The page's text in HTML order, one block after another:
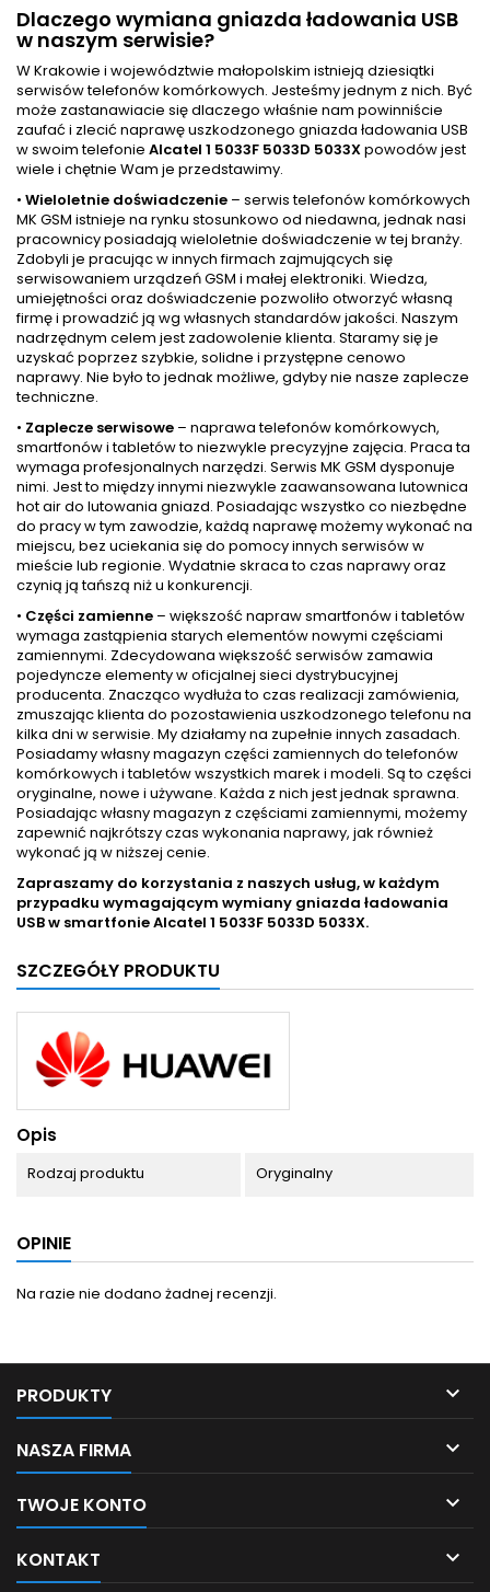
Dlaczego wymiana gniazda ładowania USB
w naszym serwisie?
W Krakowie i województwie małopolskim istnieją dziesiątki
serwisów telefonów komórkowych. Jesteśmy jednym z nich. Być
może zastanawiacie się dlaczego właśnie nam powinniście
zaufać i zlecić naprawę uszkodzonego gniazda ładowania USB
w swoim telefonie Alcatel 1 5033F 5033D 5033Xpowodów jest
wiele i chętnie Wam je przedstawimy.
• Wieloletnie doświadczenie – serwis telefonów komórkowych
MK GSM istnieje na rynku stosunkowo od niedawna, jednak nasi
pracownicy posiadają wieloletnie doświadczenie w tej branży.
Zdobyli je pracując w innych firmach zajmujących się
serwisowaniem urządzeń GSM i małej elektroniki. Wiedza,
umiejętności oraz doświadczenie pozwoliło otworzyć własną
firmę i prowadzić ją wg własnych standardów jakości. Naszym
nadrzędnym celem jest zadowolenie klienta. Staramy się je
uzyskać poprzez szybkie, solidne i przystępne cenowo
naprawy. Nie było to jednak możliwe, gdyby nie nasze zaplecze
techniczne.
• Zaplecze serwisowe – naprawa telefonów komórkowych,
smartfonów i tabletów to niezwykle precyzyjne zajęcia. Praca ta
wymaga profesjonalnych narzędzi. Serwis MK GSM dysponuje
nimi. Jest to między innymi niezwykle zaawansowana lutownica
hot air do lutowania gniazd. Posiadając wszystko co niezbędne
do pracy w tym zawodzie, każdą naprawę możemy wykonać na
miejscu, bez uciekania się do pomocy innych serwisów w
mieście lub regionie. Wydatnie skraca to czas naprawy oraz
czynią ją tańszą niż u konkurencji.
• Części zamienne – większość napraw smartfonów i tabletów
wymaga zastąpienia starych elementów nowymi częściami
zamiennymi. Zdecydowana większość serwisów zamawia
pojedyncze elementy w oficjalnej sieci dystrybucyjnej
producenta. Znacząco wydłuża to czas realizacji zamówienia,
zmuszając klienta do pozostawienia uszkodzonego telefonu na
kilka dni w serwisie. My działamy na zupełnie innych zasadach.
Posiadamy własny magazyn części zamiennych do telefonów
komórkowych i tabletów wszystkich marek i modeli. Są to części
oryginalne, nowe i używane. Każda z nich jest jednak sprawna.
Posiadając własny magazyn z częściami zamiennymi, możemy
zapewnić najkrótszy czas wykonania naprawy, jak również
wykonać ją w niższej cenie.
Zapraszamy do korzystania z naszych usług, w każdym
przypadku wymagającym wymiany gniazda ładowania
USB w smartfonieAlcatel 1 5033F 5033D 5033X.
SZCZEGÓŁY PRODUKTU
Opis
Rodzaj produktu Oryginalny
OPINIE
Na razie nie dodano żadnej recenzji.
PRODUKTY 
NASZA FIRMA 
TWOJE KONTO 
KONTAKT 